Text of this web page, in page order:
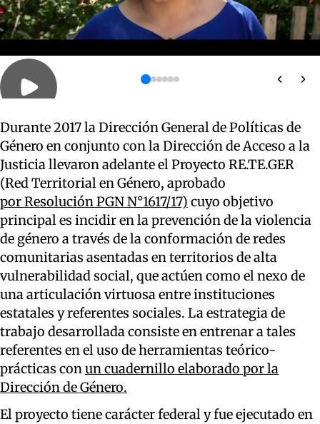
Durante 2017 la Dirección General de Políticas de
Género en conjunto con la Dirección de Acceso a la
Justicia llevaron adelante el Proyecto RE.TE.GER
(Red Territorial en Género, aprobado
por Resolución PGN N°1617/17) cuyo objetivo
principal es incidir en la prevención de la violencia
de género a través de la conformación de redes
comunitarias asentadas en territorios de alta
vulnerabilidad social, que actúen como el nexo de
una articulación virtuosa entre instituciones
estatales y referentes sociales. La estrategia de
trabajo desarrollada consiste en entrenar a tales
referentes en el uso de herramientas teórico-
prácticas conun cuadernillo elaborado por la
Dirección de Género.
El proyecto tiene carácter federal y fue ejecutado en